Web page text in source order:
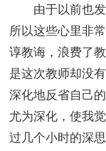
由于以前也发
所以这些心里非
谆教诲，浪费了
是这次教师却没
深化地反省自己
尤为深化，使我
过几个小时的深